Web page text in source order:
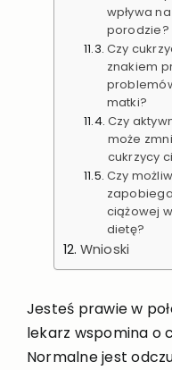
wpływa
porodzie?
Czy
znakiem
matki?
Czy
może
cukrzycy
Czy
ciążowej
dietę?
Wnioski
Jesteś prawie w
lekarz wspomina o
Normalne jest